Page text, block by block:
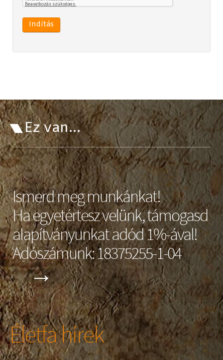
Indítás
Ez van...
Ismerd meg munkánkat!
Ha egyetértesz velünk, támogasd
alapítványunkat adód 1%-ával!
Adószámunk: 18375255-1-04
→
Életfa hírek